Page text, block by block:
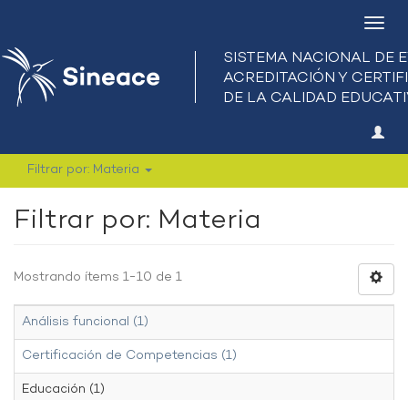
Filtrar por: Materia
Filtrar por: Materia
Mostrando ítems 1-10 de 1
Análisis funcional (1)
Certificación de Competencias (1)
Educación (1)